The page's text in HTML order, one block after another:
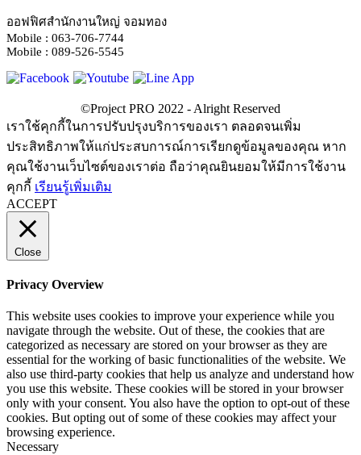
ออฟฟิศสำนักงานใหญ่ จอมทอง
Mobile : 063-706-7744
Mobile : 089-526-5545
เราใช้คุกกี้ในการปรับปรุงบริการของเรา ตลอดจนเพิ่ม
ประสิทธิภาพให้แก่ประสบการณ์การเรียกดูข้อมูลของคุณ หาก
คุณใช้งานเว็บไซต์ของเราต่อ ถือว่าคุณยินยอมให้มีการใช้งาน
คุกกี้ เรียนรู้เพิ่มเติม
ACCEPT
Close
Privacy Overview
This website uses cookies to improve your experience while you
navigate through the website. Out of these, the cookies that are
categorized as necessary are stored on your browser as they are
essential for the working of basic functionalities of the website. We
also use third-party cookies that help us analyze and understand how
you use this website. These cookies will be stored in your browser
only with your consent. You also have the option to opt-out of these
cookies. But opting out of some of these cookies may affect your
browsing experience.
Necessary